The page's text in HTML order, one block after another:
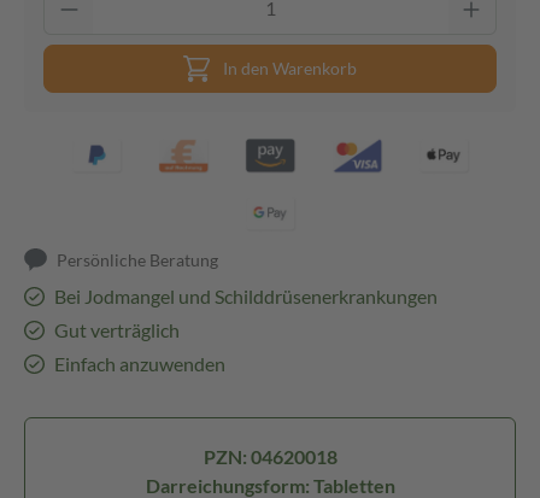
In den Warenkorb
Persönliche Beratung
Bei Jodmangel und Schilddrüsenerkrankungen
Gut verträglich
Einfach anzuwenden
PZN: 04620018
Darreichungsform: Tabletten